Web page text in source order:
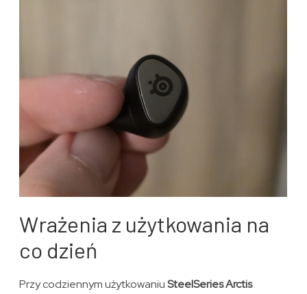
Wrażenia z użytkowania na
co dzień
Przy codziennym użytkowaniuSteelSeries Arctis